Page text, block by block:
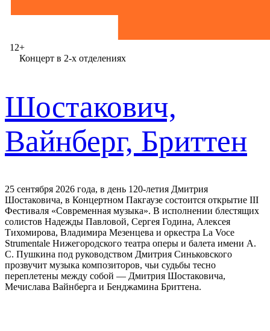
Концерт в 2-х отделениях
12+
Шостакович,
Вайнберг, Бриттен
25 сентября 2026 года, в день 120-летия Дмитрия
Шостаковича, в Концертном Пакгаузе состоится открытие III
Фестиваля «Современная музыка». В исполнении блестящих
солистов Надежды Павловой, Сергея Година, Алексея
Тихомирова, Владимира Мезенцева и оркестра La Voce
Strumentale Нижегородского театра оперы и балета имени А.
С. Пушкина под руководством Дмитрия Синьковского
прозвучит музыка композиторов, чьи судьбы тесно
переплетены между собой — Дмитрия Шостаковича,
Мечислава Вайнберга и Бенджамина Бриттена.